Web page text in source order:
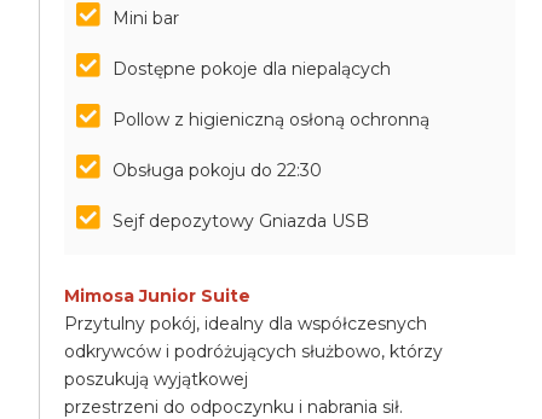
Mini bar
Dostępne pokoje dla niepalących
Pollow z higieniczną osłoną ochronną
Obsługa pokoju do 22:30
Sejf depozytowy Gniazda USB
Mimosa Junior Suite
Przytulny pokój, idealny dla współczesnych
odkrywców i podróżujących służbowo, którzy
poszukują wyjątkowej
przestrzeni do odpoczynku i nabrania sił.